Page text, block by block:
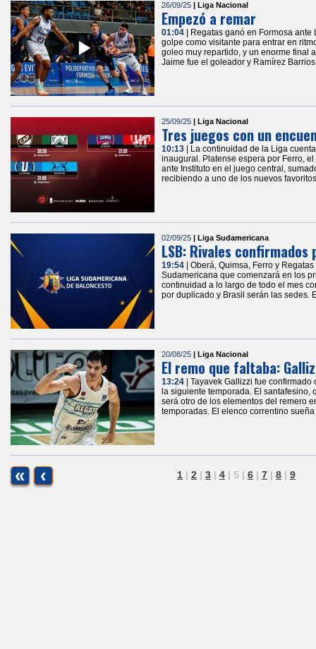
26/09/25 | Liga Nacional
Empezó a remar
01:04
| Regatas ganó en Formosa
golpe como visitante para entrar en
goleo muy repartido, y un enorme final
Jaime fue el goleador y Ramírez
25/09/25 | Liga Nacional
Tres juegos con un
10:13
| La continuidad de la Liga
inaugural. Platense espera por Ferro,
ante Instituto en el juego central,
recibiendo a uno de los nuevos
02/09/25 | Liga Sudamericana
LSB: Rivales
19:54
| Oberá, Quimsa, Ferro y
Sudamericana que comenzará en los
continuidad a lo largo de todo el mes
por duplicado y Brasil serán las sedes.
20/08/25 | Liga Nacional
El remo que faltaba:
13:24
| Tayavek Gallizzi fue
la siguiente temporada. El
será otro de los elementos del remero
temporadas. El elenco correntino
« ‹ 1 | 2 | 3 | 4 | 5 | 6 | 7 | 8 | 9